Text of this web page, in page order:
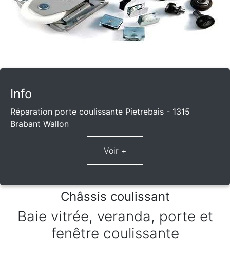
Info
Réparation porte coulissante Pietrebais - 1315
Brabant Wallon
Châssis coulissant
Baie vitrée, veranda, porte et
fenêtre coulissante